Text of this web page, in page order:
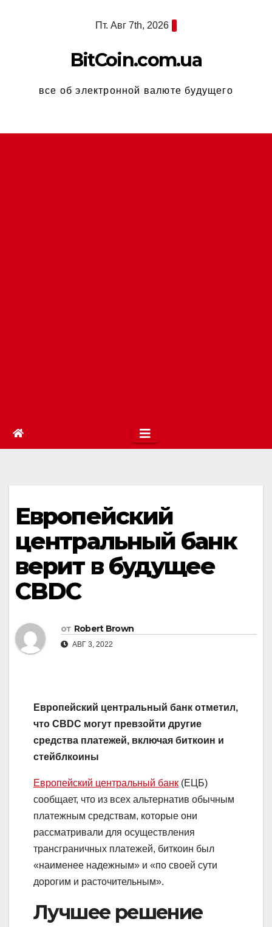
Пт. Авг 7th, 2026
BitCoin.com.ua
все об электронной валюте будущего
Европейский
центральный банк
верит в будущее
CBDC
от Robert Brown
АВГ 3, 2022
Европейский центральный банк отметил,
что CBDC могут превзойти другие
средства платежей, включая биткоин и
стейблкоины
Европейский центральный банк (ЕЦБ)
сообщает, что из всех альтернатив обычным
платежным средствам, которые они
рассматривали для осуществления
трансграничных платежей, биткоин был
«наименее надежным» и «по своей сути
дорогим и расточительным».
Лучшее решение